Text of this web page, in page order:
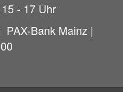
- 17 Uhr
PAX-Bank Mainz |